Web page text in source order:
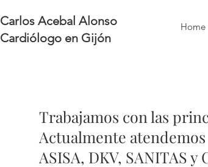
Carlos Acebal Alonso
Cardiólogo en Gijón
Home
Trabajamos con las
Actualmente
ASISA, DKV, SANITAS y